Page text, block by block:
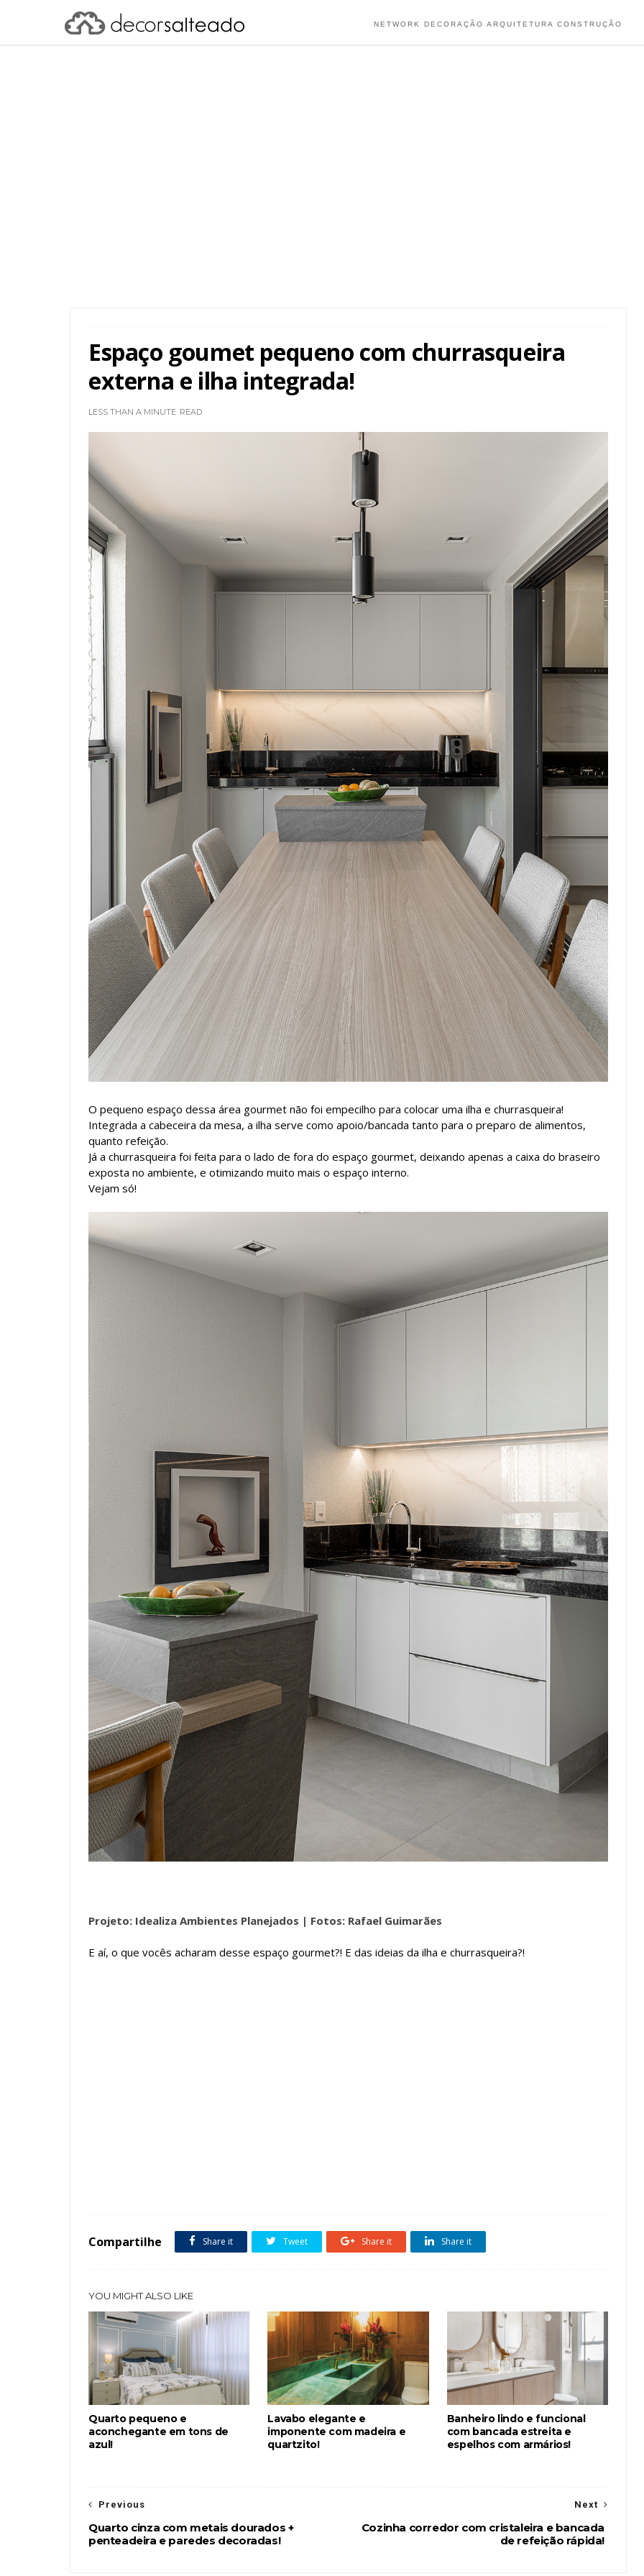
NETWORK DECORAÇÃO ARQUITETURA CONSTRUÇÃO
Espaço goumet pequeno com churrasqueira
externa e ilha integrada!
LESS THAN A MINUTE READ
O pequeno espaço dessa área gourmet não foi empecilho para colocar uma ilha e churrasqueira!
Integrada a cabeceira da mesa, a ilha serve como apoio/bancada tanto para o preparo de alimentos,
quanto refeição.
Já a churrasqueira foi feita para o lado de fora do espaço gourmet, deixando apenas a caixa do braseiro
exposta no ambiente, e otimizando muito mais o espaço interno.
Vejam só!
Projeto: Idealiza Ambientes Planejados | Fotos: Rafael Guimarães
E aí, o que vocês acharam desse espaço gourmet?! E das ideias da ilha e churrasqueira?!
Compartilhe Share it Tweet Share it Share it
YOU MIGHT ALSO LIKE
Quarto pequeno e
aconchegante em tons de
azul!
Lavabo elegante e
imponente com madeira e
quartzito!
Banheiro lindo e funcional
com bancada estreita e
espelhos com armários!
Next
Cozinha corredor com cristaleira e bancada
de refeição rápida!
Previous
Quarto cinza com metais dourados +
penteadeira e paredes decoradas!